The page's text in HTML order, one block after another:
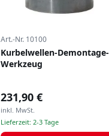
Art.-Nr. 10100
Kurbelwellen-Demontage-
Werkzeug
231,90 €
inkl. MwSt.
Lieferzeit:2-3 Tage